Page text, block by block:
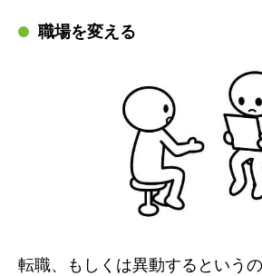
職場を変える
転職、もしくは異動するという